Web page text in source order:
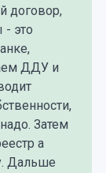
договор,
- это
ДДУ и
Затем
а
Дальше